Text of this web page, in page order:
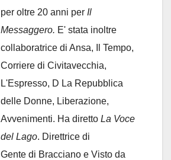
per oltre 20 anni per Il
Messaggero. E' stata inoltre
collaboratrice di Ansa, Il Tempo,
Corriere di Civitavecchia,
L'Espresso, D La Repubblica
delle Donne, Liberazione,
Avvenimenti. Ha diretto La Voce
del Lago. Direttrice di
Gente di Bracciano e Visto da